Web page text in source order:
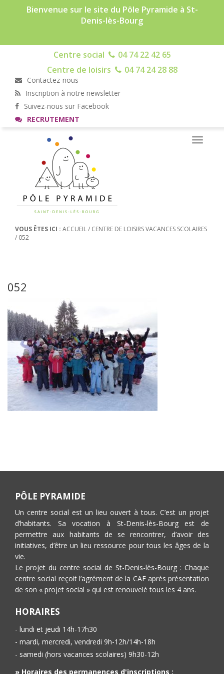
Bienvenue sur le site du Pôle Pyramide à St-
Denis-lès-Bourg
Centre social
04 74 22 42 65
Centre de loisirs
04 74 24 28 88
Contactez-nous
Inscription à notre newsletter
Suivez-nous sur Facebook
RECRUTEMENT
Toggle
VOUS ÊTES ICI : ACCUEIL/ CENTRE DE LOISIRS VACANCES SCOLAIRES
/ 052
052
PÔLE PYRAMIDE
Un centre social est un lieu ouvert à tous. C’est un projet
d’habitants. Sa vocation à St-Denis-lès-Bourg est de
permettre aux habitants de se rencontrer, d’avoir des
initiatives, d’être un lieu ressource pour tous les âges de la
vie.
Le projet du centre social de St-Denis-lès-Bourg : Chaque
centre social reçoit l’agrément de la CAF après présentation
de son « projet social » qui est renouvelé tous les 4 ans.
HORAIRES
- lundi et jeudi 14h-17h30
- mardi, mercredi, vendredi 9h-12h/14h-18h
- samedi (hors vacances scolaires) 9h30-12h
» Horaires des permanences d'inscriptions :